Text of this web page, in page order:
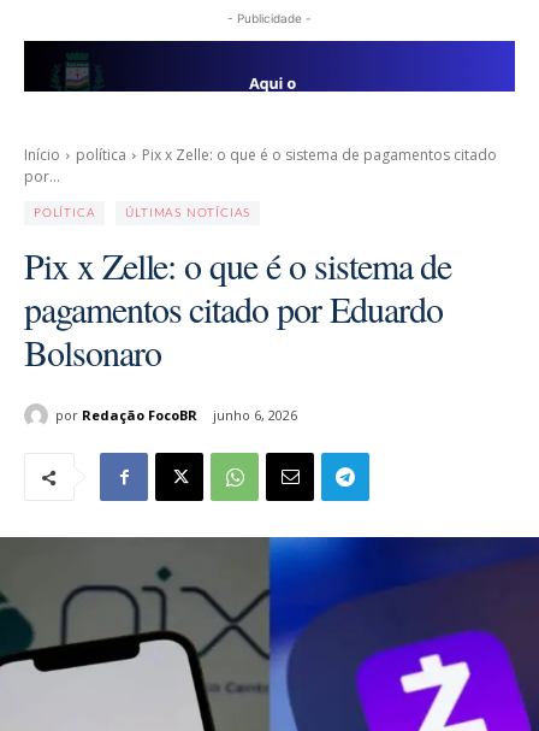
- Publicidade -
Início política
Pix x Zelle: o que é o sistema de pagamentos citado
por...
POLÍTICA ÚLTIMAS NOTÍCIAS
Pix x Zelle: o que é o sistema de
pagamentos citado por Eduardo
Bolsonaro
por Redação FocoBR junho 6, 2026